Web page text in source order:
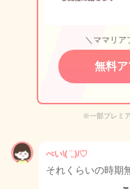
＼ママリア
無料
※一部プレミ
ぺい\( ¨̮ )/♡
それくらいの時期